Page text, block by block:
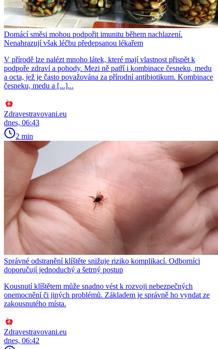
Domácí směsi mohou podpořit imunitu během nachlazení.
Nenahrazují však léčbu předepsanou lékařem
V přírodě lze nalézt mnoho látek, které mají vlastnost přispět k
podpoře zdraví a pohody. Mezi ně patří i kombinace česneku, medu
a octa, jež je často považována za přírodní antibiotikum. Kombinace
česneku, medu a [...]...
Zdravestravovani.eu
dnes, 06:43
2 min
Správné odstranění klíštěte snižuje riziko komplikací. Odborníci
doporučují jednoduchý a šetrný postup
Kousnutí klíštětem může snadno vést k rozvoji nebezpečných
onemocnění či jiných problémů. Základem je správně ho vyndat ze
zakousnutého místa.
Zdravestravovani.eu
dnes, 06:42